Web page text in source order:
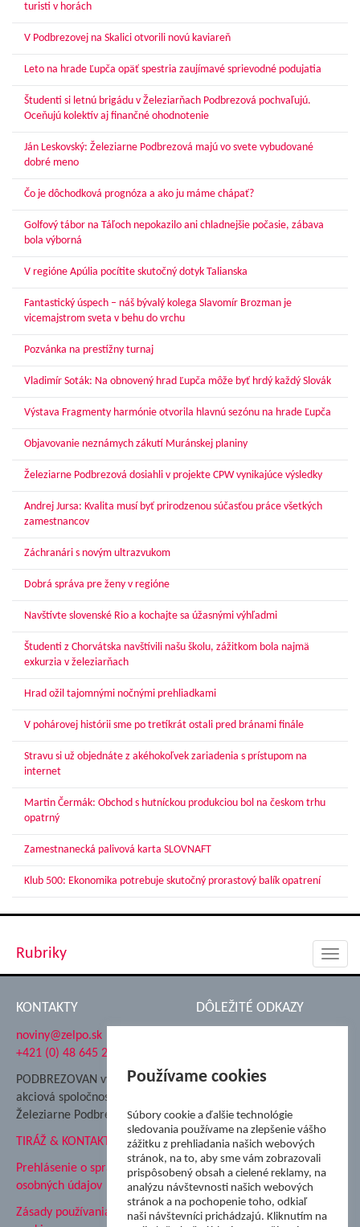
turisti v horách
V Podbrezovej na Skalici otvorili novú kaviareň
Leto na hrade Ľupča opäť spestria zaujímavé sprievodné podujatia
Študenti si letnú brigádu v Železiarňach Podbrezová pochvaľujú.
Oceňujú kolektív aj finančné ohodnotenie
Ján Leskovský: Železiarne Podbrezová majú vo svete vybudované
dobré meno
Čo je dôchodková prognóza a ako ju máme chápať?
Golfový tábor na Táľoch nepokazilo ani chladnejšie počasie, zábava
bola výborná
V regióne Apúlia pocítite skutočný dotyk Talianska
Fantastický úspech – náš bývalý kolega Slavomír Brozman je
vicemajstrom sveta v behu do vrchu
Pozvánka na prestížny turnaj
Vladimír Soták: Na obnovený hrad Ľupča môže byť hrdý každý Slovák
Výstava Fragmenty harmónie otvorila hlavnú sezónu na hrade Ľupča
Objavovanie neznámych zákutí Muránskej planiny
Železiarne Podbrezová dosiahli v projekte CPW vynikajúce výsledky
Andrej Jursa: Kvalita musí byť prirodzenou súčasťou práce všetkých
zamestnancov
Záchranári s novým ultrazvukom
Dobrá správa pre ženy v regióne
Navštívte slovenské Rio a kochajte sa úžasnými výhľadmi
Študenti z Chorvátska navštívili našu školu, zážitkom bola najmä
exkurzia v železiarňach
Hrad ožil tajomnými nočnými prehliadkami
V pohárovej histórii sme po tretíkrát ostali pred bránami finále
Stravu si už objednáte z akéhokoľvek zariadenia s prístupom na
internet
Martin Čermák: Obchod s hutníckou produkciou bol na českom trhu
opatrný
Zamestnanecká palivová karta SLOVNAFT
Klub 500: Ekonomika potrebuje skutočný prorastový balík opatrení
Rubriky
KONTAKTY
noviny@zelpo.sk
+421 (0) 48 645 2711
PODBREZOVAN vydáva
akciová spoločnosť
Železiarne Podbrezová
TIRÁŽ & KONTAKT
Prehlásenie o spracovaní
osobných údajov
Zásady používania súborov
DÔLEŽITÉ ODKAZY
Nadácia Železiarne
ŽP Informatika s.r.o.
ŠK Železiarne Podbrezová
Tále a.s.
Používame cookies
Súbory cookie a ďalšie technológie
sledovania používame na zlepšenie vášho
zážitku z prehliadania našich webových
stránok, na to, aby sme vám zobrazovali
prispôsobený obsah a cielené reklamy, na
analýzu návštevnosti našich webových
stránok a na pochopenie toho, odkiaľ
naši návštevníci prichádzajú. Kliknutím na